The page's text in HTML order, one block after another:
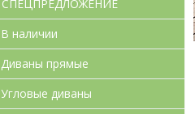
СПЕЦПРЕДЛОЖЕНИЕ
В наличии
Диваны прямые
Угловые диваны